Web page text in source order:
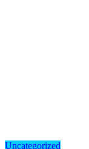
Uncategorized